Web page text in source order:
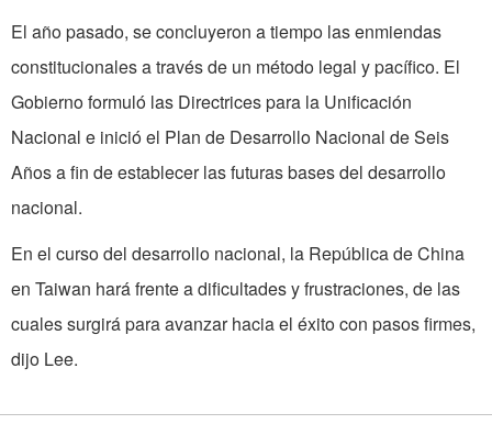
El año pasado, se concluyeron a tiempo las enmiendas
constitucionales a través de un método legal y pacífico. El
Gobierno formuló las Directrices para la Unificación
Nacional e inició el Plan de Desarrollo Nacional de Seis
Años a fin de establecer las futuras bases del desa­rrollo
nacional.
En el curso del desarrollo nacional, la República de China
en Taiwan hará frente a dificultades y frustraciones, de las
cuales surgirá para avanzar hacia el éxito con pasos firmes,
dijo Lee.